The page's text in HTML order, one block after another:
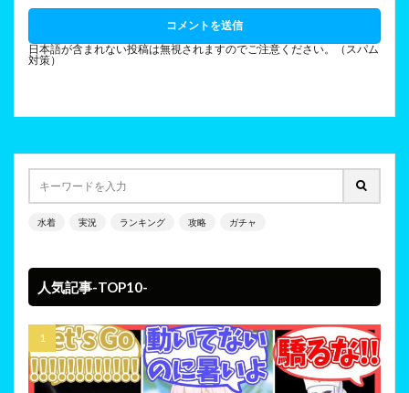
日本語が含まれない投稿は無視されますのでご注意ください。（スパム
対策）
水着 実況 ランキング 攻略 ガチャ
人気記事-TOP10-